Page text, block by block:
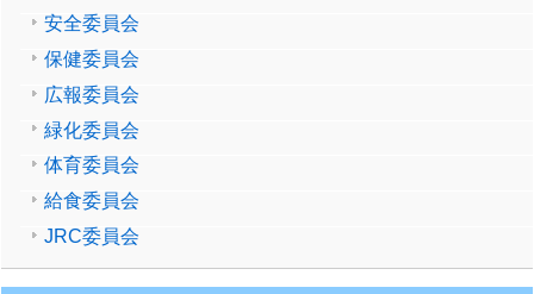
安全委員会
保健委員会
広報委員会
緑化委員会
体育委員会
給食委員会
JRC委員会